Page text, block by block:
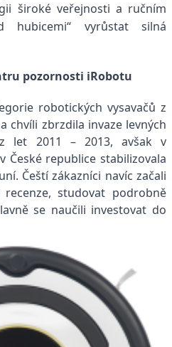
široké veřejnosti a ručním
hubicemi“ vyrůstat silná
pozornosti iRobotu
robotických vysavačů z
chvíli zbrzdila invaze levných
let 2011 – 2013, avšak v
České republice stabilizovala
Čeští zákazníci navíc začali
studovat podrobně
se naučili investovat do